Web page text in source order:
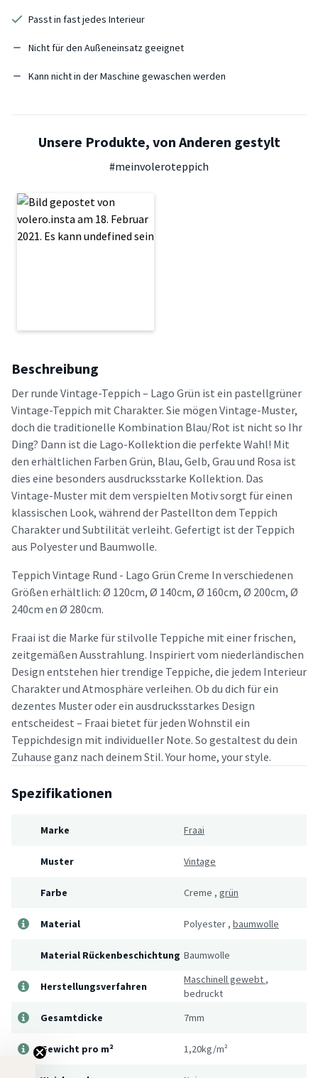
Passt in fast jedes Interieur
Nicht für den Außeneinsatz geeignet
Kann nicht in der Maschine gewaschen werden
Unsere Produkte, von Anderen gestylt
#meinvoleroteppich
Beschreibung
Der runde Vintage-Teppich – Lago Grün ist ein pastellgrüner
Vintage-Teppich mit Charakter. Sie mögen Vintage-Muster,
doch die traditionelle Kombination Blau/Rot ist nicht so Ihr
Ding? Dann ist die Lago-Kollektion die perfekte Wahl! Mit
den erhältlichen Farben Grün, Blau, Gelb, Grau und Rosa ist
dies eine besonders ausdrucksstarke Kollektion. Das
Vintage-Muster mit dem verspielten Motiv sorgt für einen
klassischen Look, während der Pastellton dem Teppich
Charakter und Subtilität verleiht. Gefertigt ist der Teppich
aus Polyester und Baumwolle.
Teppich Vintage Rund - Lago Grün Creme In verschiedenen
Größen erhältlich: Ø 120cm, Ø 140cm, Ø 160cm, Ø 200cm, Ø
240cm en Ø 280cm.
Fraai ist die Marke für stilvolle Teppiche mit einer frischen,
zeitgemäßen Ausstrahlung. Inspiriert vom niederländischen
Design entstehen hier trendige Teppiche, die jedem Interieur
Charakter und Atmosphäre verleihen. Ob du dich für ein
dezentes Muster oder ein ausdrucksstarkes Design
entscheidest – Fraai bietet für jeden Wohnstil ein
Teppichdesign mit individueller Note. So gestaltest du dein
Zuhause ganz nach deinem Stil. Your home, your style.
Spezifikationen
Marke Fraai
Muster Vintage
Farbe Creme , grün
Material Polyester , baumwolle
Material Rückenbeschichtung Baumwolle
Herstellungsverfahren
Maschinell gewebt ,
bedruckt
Gesamtdicke
7mm
Gewicht pro m² 1,20kg/m²